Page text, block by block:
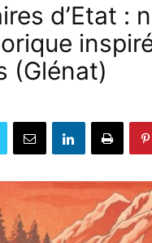
d’Etat :
(Glénat)